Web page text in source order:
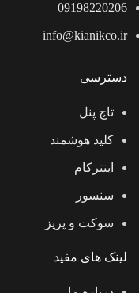
09198220206
info@kianikco.ir
دسترسی
تاچ پنل
کلید هوشمند
اینترکام
سنسور
سوکت و پریز
لینک های مفید